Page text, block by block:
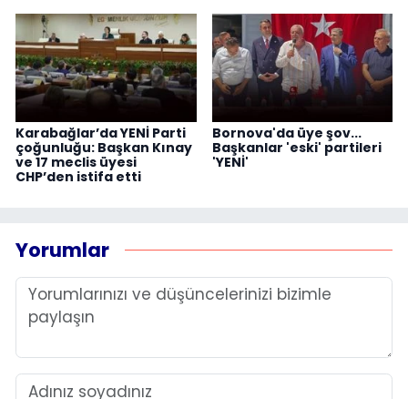
Karabağlar’da YENİ Parti
çoğunluğu: Başkan Kınay
ve 17 meclis üyesi
CHP’den istifa etti
Bornova'da üye şov...
Başkanlar 'eski' partileri
'YENİ'
Yorumlar